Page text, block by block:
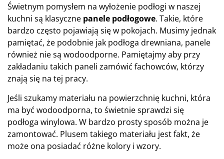
Świetnym pomysłem na wyłożenie podłogi w naszej
kuchni są klasyczne panele podłogowe. Takie, które
bardzo często pojawiają się w pokojach. Musimy jednak
pamiętać, że podobnie jak podłoga drewniana, panele
również nie są wodoodporne. Pamiętajmy aby przy
zakładaniu takich paneli zamówić fachowców, którzy
znają się na tej pracy.
Jeśli szukamy materiału na powierzchnię kuchni, która
ma być wodoodporna, to świetnie sprawdzi się
podłoga winylowa. W bardzo prosty sposób można je
zamontować. Plusem takiego materiału jest fakt, że
może ona posiadać różne kolory i wzory.